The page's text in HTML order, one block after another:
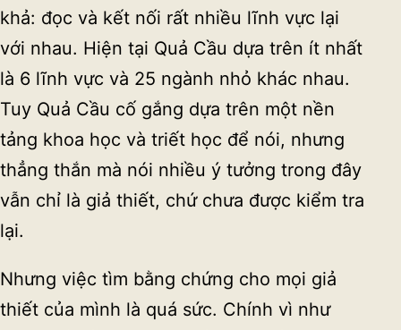
khả: đọc và kết nối rất nhiều lĩnh vực lại
với nhau. Hiện tại Quả Cầu dựa trên ít nhất
là 6 lĩnh vực và 25 ngành nhỏ khác nhau.
Tuy Quả Cầu cố gắng dựa trên một nền
tảng khoa học và triết học để nói, nhưng
thẳng thắn mà nói nhiều ý tưởng trong đây
vẫn chỉ là giả thiết, chứ chưa được kiểm tra
lại.
Nhưng việc tìm bằng chứng cho mọi giả
thiết của mình là quá sức. Chính vì như